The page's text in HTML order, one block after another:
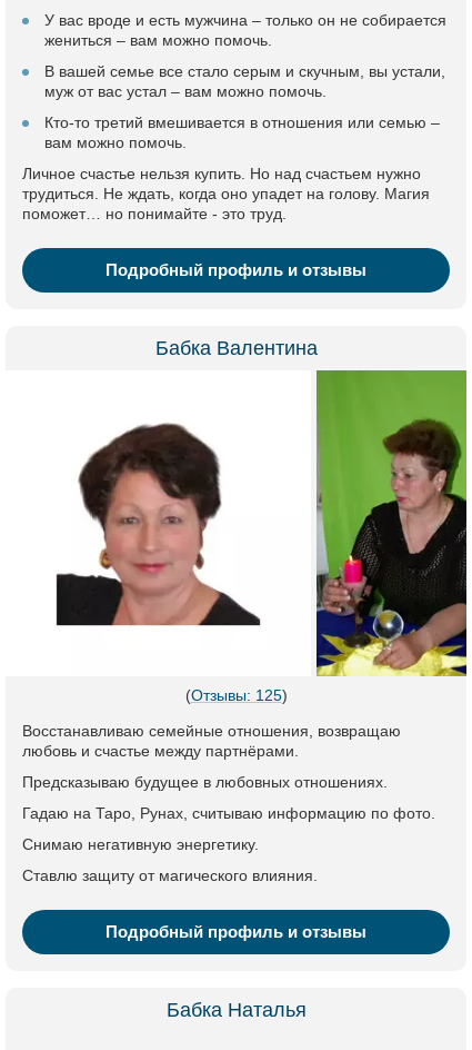
У вас вроде и есть мужчина – только он не собирается
жениться – вам можно помочь.
В вашей семье все стало серым и скучным, вы устали,
муж от вас устал – вам можно помочь.
Кто-то третий вмешивается в отношения или семью –
вам можно помочь.
Личное счастье нельзя купить. Но над счастьем нужно
трудиться. Не ждать, когда оно упадет на голову. Магия
поможет… но понимайте - это труд.
Подробный профиль и отзывы
Бабка Валентина
(Отзывы: 125)
Восстанавливаю семейные отношения, возвращаю
любовь и счастье между партнёрами.
Предсказываю будущее в любовных отношениях.
Гадаю на Таро, Рунах, считываю информацию по фото.
Снимаю негативную энергетику.
Ставлю защиту от магического влияния.
Подробный профиль и отзывы
Бабка Наталья